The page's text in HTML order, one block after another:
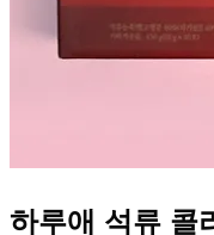
하루애 석류 콜